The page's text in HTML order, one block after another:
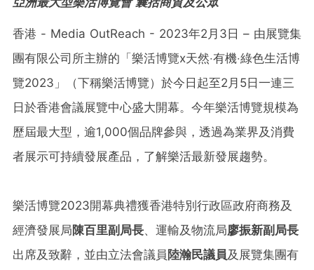
香港 - Media OutReach - 2023年2月3日 – 由展覽集
團有限公司所主辦的「樂活博覽x天然‧有機‧綠色生活博
覽2023」（下稱樂活博覽）於今日起至2月5日一連三
日於香港會議展覽中心盛大開幕。今年樂活博覽規模為
歷屆最大型，逾1,000個品牌參與，透過為業界及消費
者展示可持續發展產品，了解樂活最新發展趨勢。
樂活博覽2023開幕典禮獲香港特別行政區政府商務及
經濟發展局陳百里副局長、運輸及物流局廖振新副局長
出席及致辭，並由立法會議員陸瀚民議員及展覽集團有